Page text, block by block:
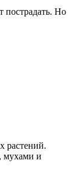
пострадать. Но
растений.
мухами и